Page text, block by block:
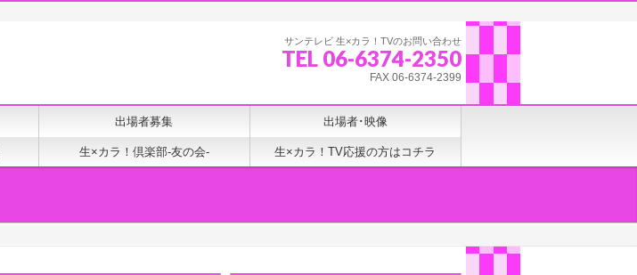
サンテレビ 生×カラ！TVのお問い合わせ
TEL 06-6374-2350
FAX 06-6374-2399
出場者募集 出場者･映像
生×カラ！倶楽部-友の会- 生×カラ！TV応援の方はコチラ